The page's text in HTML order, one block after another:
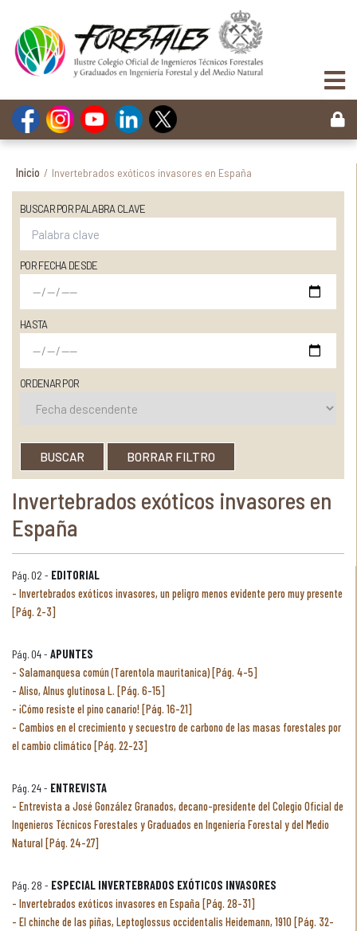
Inicio / Invertebrados exóticos invasores en España
BUSCAR POR PALABRA CLAVE
POR FECHA DESDE
HASTA
ORDENAR POR
BUSCAR BORRAR FILTRO
Invertebrados exóticos invasores en
España
Pág. 02 - EDITORIAL
Invertebrados exóticos invasores, un peligro menos evidente pero muy presente
[Pág. 2-3]
Pág. 04 - APUNTES
Salamanquesa común (Tarentola mauritanica) [Pág. 4-5]
Aliso, Alnus glutinosa L. [Pág. 6-15]
¡Cómo resiste el pino canario! [Pág. 16-21]
Cambios en el crecimiento y secuestro de carbono de las masas forestales por
el cambio climático [Pág. 22-23]
Pág. 24 - ENTREVISTA
Entrevista a José González Granados, decano-presidente del Colegio Oficial de
Ingenieros Técnicos Forestales y Graduados en Ingeniería Forestal y del Medio
Natural [Pág. 24-27]
Pág. 28 - ESPECIAL INVERTEBRADOS EXÓTICOS INVASORES
Invertebrados exóticos invasores en España [Pág. 28-31]
El chinche de las piñas, Leptoglossus occidentalis Heidemann, 1910 [Pág. 32-